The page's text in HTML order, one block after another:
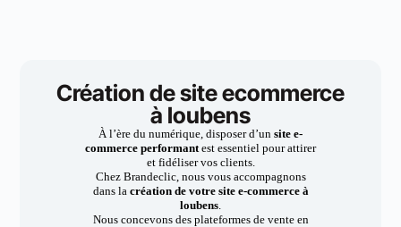
Création de site ecommerce
à loubens
À l’ère du numérique, disposer d’un site e-
commerce performantest essentiel pour attirer
et fidéliser vos clients.
Chez Brandeclic, nous vous accompagnons
dans la création de votre site e-commerce à
loubens.
Nous concevons des plateformes de vente en